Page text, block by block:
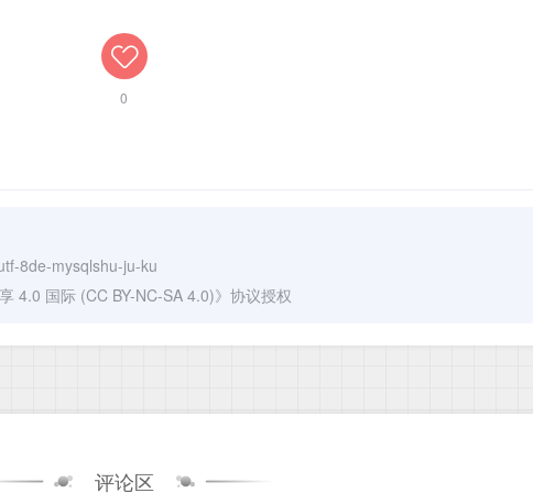
0
8de-mysqlshu-ju-ku
4.0 国际 (CC BY-NC-SA 4.0)》协议授权
评论区